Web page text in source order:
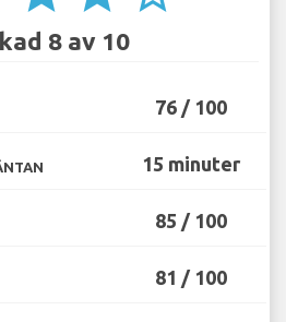
8 av 10
76 / 100
15 minuter
85 / 100
81 / 100